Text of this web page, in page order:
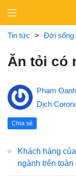
content
Tin tức > Đời sống
Ăn tỏi có
Phạm Oanh
Dịch
Chia sẻ
Khách hàng
ngành trên toàn